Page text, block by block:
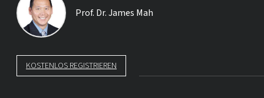
Prof. Dr.James Mah
KOSTENLOS REGISTRIEREN